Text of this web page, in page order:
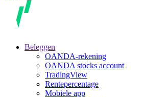
Beleggen
OANDA-rekening
OANDA stocks account
TradingView
Rentepercentage
Mobiele app